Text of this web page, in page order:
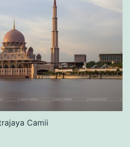
Camii